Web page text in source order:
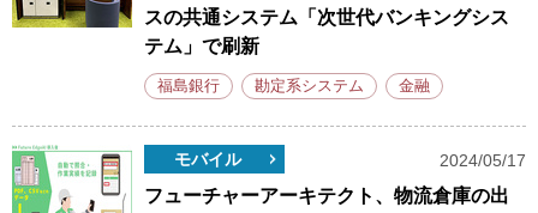
スの共通システム「次世代バンキングシス
テム」で刷新
福島銀行 勘定系システム 金融
モバイル 2024/05/17
フューチャーアーキテクト、物流倉庫の出